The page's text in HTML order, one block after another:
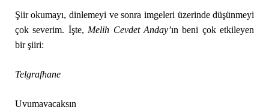
Şiir okumayı, dinlemeyi ve sonra imgeleri üzerinde düşünmeyi
çok severim. İşte, Melih Cevdet Anday’ın beni çok etkileyen
bir şiiri:
Telgrafhane
Uyumayacaksın